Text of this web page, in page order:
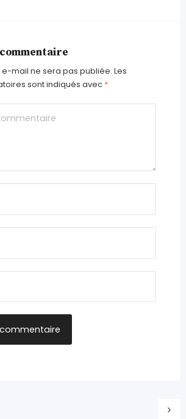
mail ne sera pas publiée. Les
sont indiqués avec *